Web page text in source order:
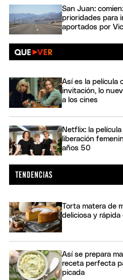
San Juan:
prioridades para
aportados por
Así es la película
invitación, lo
a los cines
Netflix: la
liberación
años 50
Torta matera de
deliciosa y rápida
Así se prepara
receta perfecta
picada